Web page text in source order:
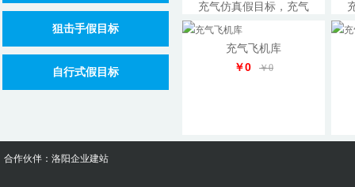
超越
您可
充气仿真假目标，充气
￥0
充气飞机库
￥0 ￥0
狙击手假目标
自行式假目标
合作伙伴： 洛阳企业建站